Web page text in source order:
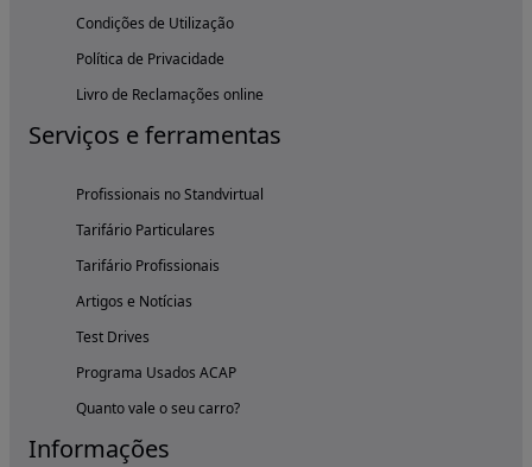
Condições de Utilização
Política de Privacidade
Livro de Reclamações online
Serviços e ferramentas
Profissionais no Standvirtual
Tarifário Particulares
Tarifário Profissionais
Artigos e Notícias
Test Drives
Programa Usados ACAP
Quanto vale o seu carro?
Informações